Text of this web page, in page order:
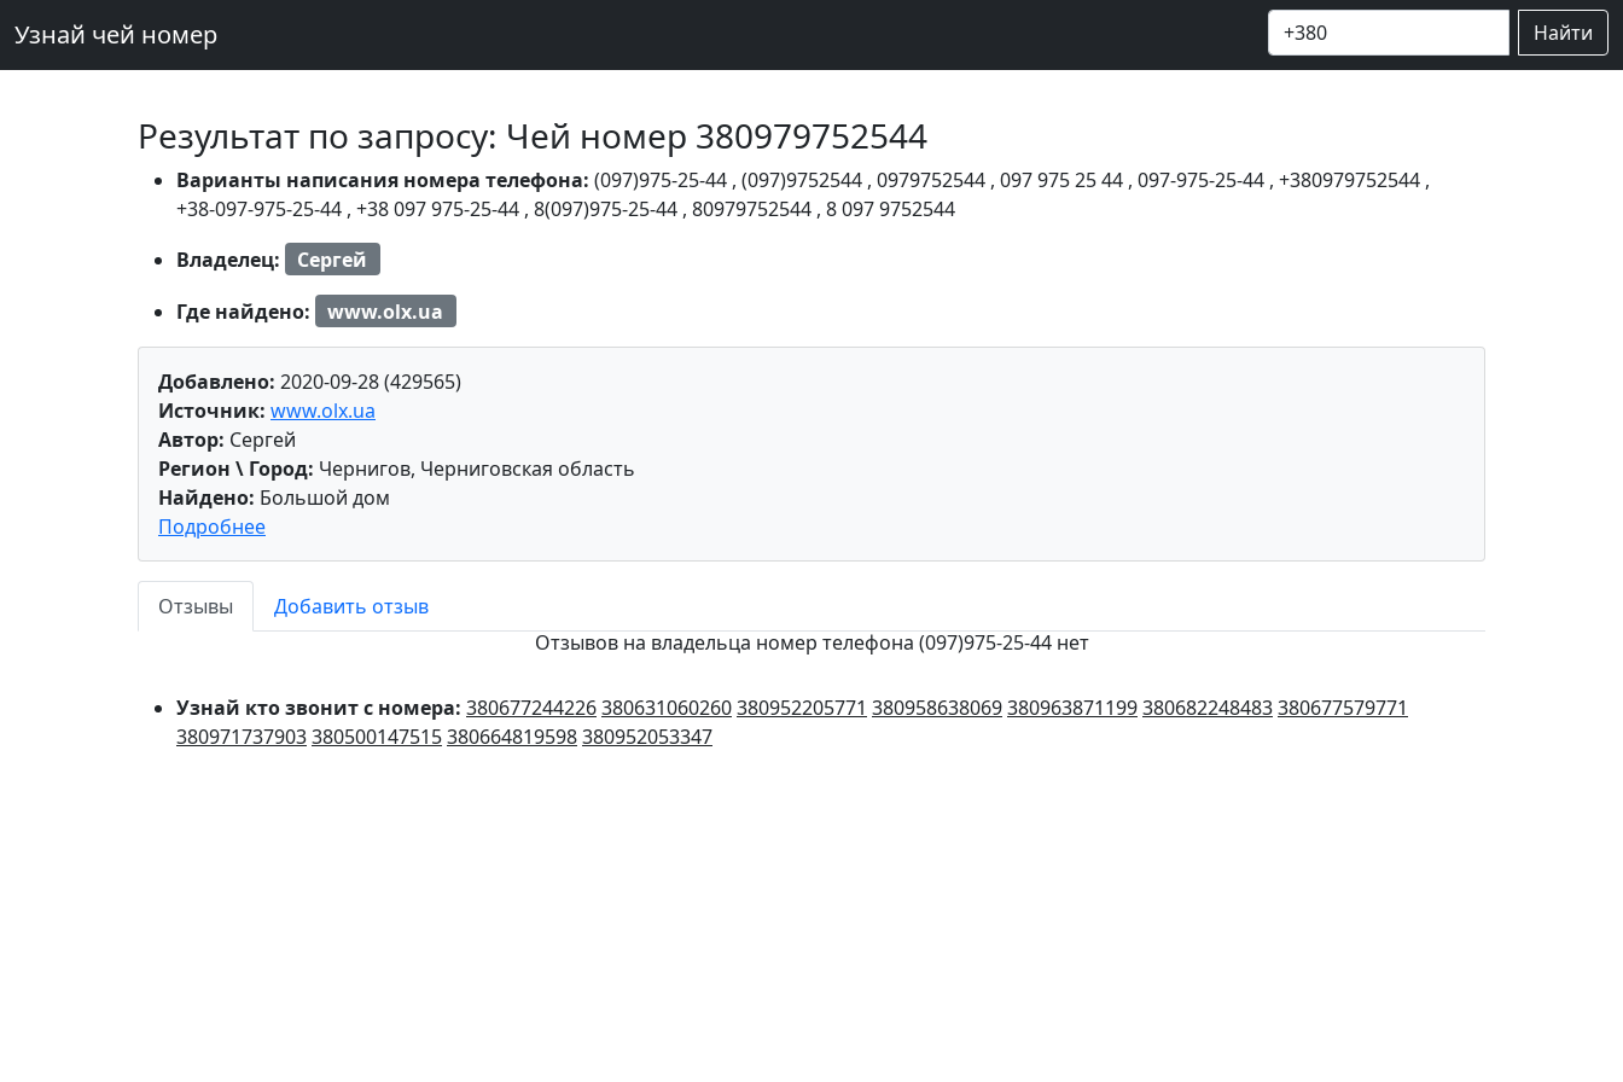
Узнай чей номер Найти
Результат по запросу: Чей номер 380979752544
Варианты написания номера телефона: (097)975-25-44 , (097)9752544 , 0979752544 , 097 975 25 44 , 097-975-25-44 , +380979752544 ,
+38-097-975-25-44 , +38 097 975-25-44 , 8(097)975-25-44 , 80979752544 , 8 097 9752544
Владелец:
Сергей
Где найдено:
www.olx.ua
Добавлено: 2020-09-28 (429565)
Источник: www.olx.ua
Автор: Сергей
Регион \ Город: Чернигов, Черниговская область
Найдено: Большой дом
Подробнее
Отзывы
Добавить отзыв
Отзывов на владельца номер телефона (097)975-25-44 нет
Узнай кто звонит с номера: 380677244226380631060260380952205771 380958638069380963871199380682248483380677579771
380971737903380500147515380664819598380952053347